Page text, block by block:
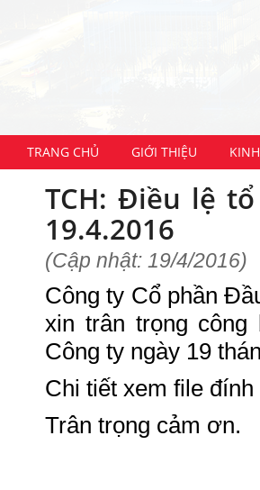
TRANG CHỦ GIỚI THIỆU
TCH: Điều lệ
19.4.2016
(Cập nhật: 19/4/2016)
Công ty Cổ phần
xin trân trọng
Công ty ngày 19
Chi tiết xem file đính
Trân trọng cảm ơn.